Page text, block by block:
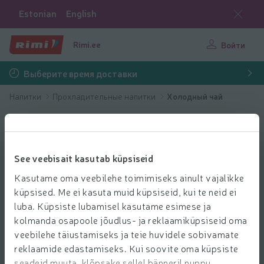
See veebisait kasutab küpsiseid
Kasutame oma veebilehe toimimiseks ainult vajalikke
küpsised. Me ei kasuta muid küpsiseid, kui te neid ei
luba. Küpsiste lubamisel kasutame esimese ja
kolmanda osapoole jõudlus- ja reklaamiküpsiseid oma
veebilehe täiustamiseks ja teie huvidele sobivamate
reklaamide edastamiseks. Kui soovite oma küpsiste
Estonian English
Rimi.ee Войти
Выберите время доставки
Напитки Прохладительные напитки Холодный чай